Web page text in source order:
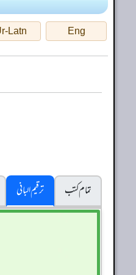
Eng
Latn
تمام کتب
ترقیم البانی